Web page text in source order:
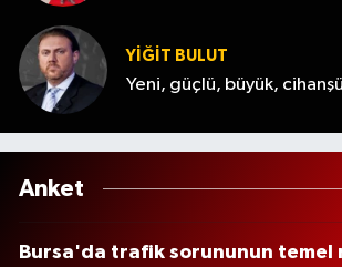
YİĞİT BULUT
Yeni, güçlü, büyük,
Anket
Bursa'da trafik sorununun temel